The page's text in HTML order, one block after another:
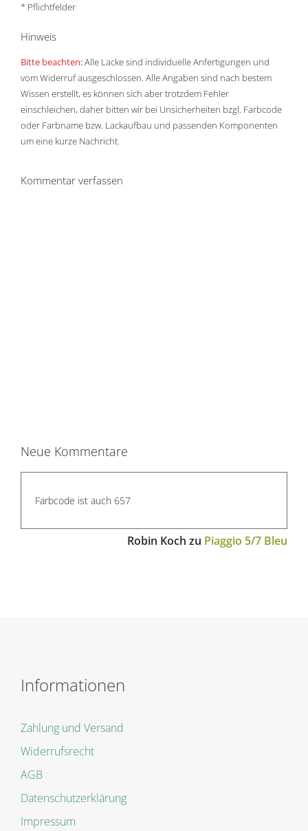
* Pflichtfelder
Hinweis
Bitte beachten:Alle Lacke sind individuelle Anfertigungen und
vom Widerruf ausgeschlossen. Alle Angaben sind nach bestem
Wissen erstellt, es können sich aber trotzdem Fehler
einschleichen, daher bitten wir bei Unsicherheiten bzgl. Farbcode
oder Farbname bzw. Lackaufbau und passenden Komponenten
um eine kurze Nachricht.
Kommentar verfassen
Neue Kommentare
Farbcode ist auch 657
Robin Koch zu Piaggio 5/7 Bleu
Informationen
Zahlung und Versand
Widerrufsrecht
AGB
Datenschutzerklärung
Impressum